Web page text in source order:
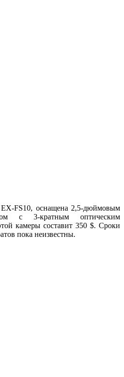
EX-FS10, оснащена 2,5-дюймовым
с 3-кратным оптическим
камеры составит 350 $. Сроки
пока неизвестны.